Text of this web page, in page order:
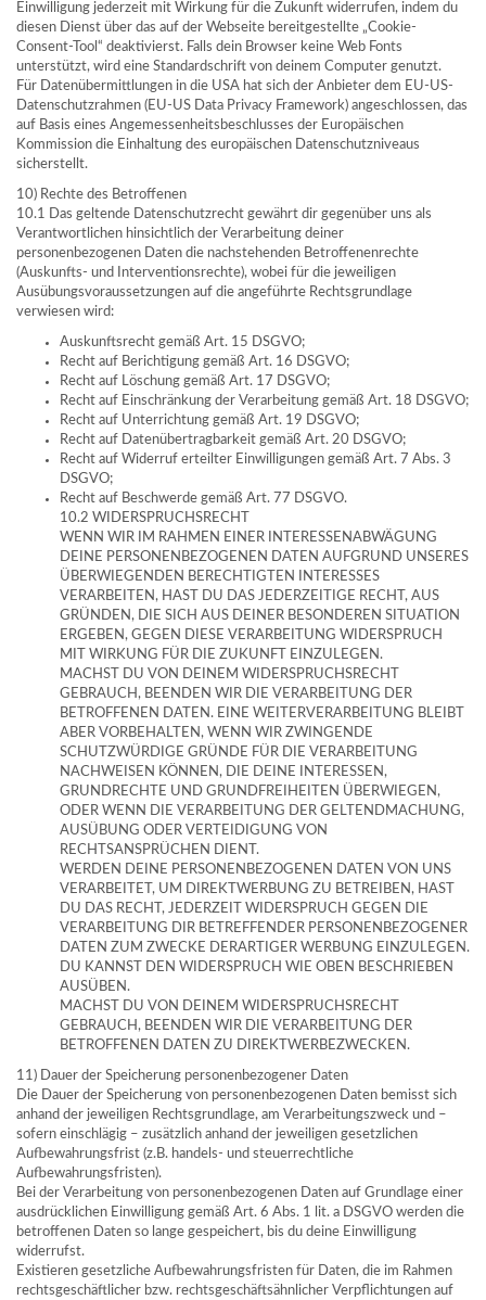
Einwilligung jederzeit mit Wirkung für die Zukunft widerrufen, indem du
diesen Dienst über das auf der Webseite bereitgestellte „Cookie-
Consent-Tool“ deaktivierst. Falls dein Browser keine Web Fonts
unterstützt, wird eine Standardschrift von deinem Computer genutzt.
Für Datenübermittlungen in die USA hat sich der Anbieter dem EU-US-
Datenschutzrahmen (EU-US Data Privacy Framework) angeschlossen, das
auf Basis eines Angemessenheitsbeschlusses der Europäischen
Kommission die Einhaltung des europäischen Datenschutzniveaus
sicherstellt.
10) Rechte des Betroffenen
10.1 Das geltende Datenschutzrecht gewährt dir gegenüber uns als
Verantwortlichen hinsichtlich der Verarbeitung deiner
personenbezogenen Daten die nachstehenden Betroffenenrechte
(Auskunfts- und Interventionsrechte), wobei für die jeweiligen
Ausübungsvoraussetzungen auf die angeführte Rechtsgrundlage
verwiesen wird:
Auskunftsrecht gemäß Art. 15 DSGVO;
Recht auf Berichtigung gemäß Art. 16 DSGVO;
Recht auf Löschung gemäß Art. 17 DSGVO;
Recht auf Einschränkung der Verarbeitung gemäß Art. 18 DSGVO;
Recht auf Unterrichtung gemäß Art. 19 DSGVO;
Recht auf Datenübertragbarkeit gemäß Art. 20 DSGVO;
Recht auf Widerruf erteilter Einwilligungen gemäß Art. 7 Abs. 3
DSGVO;
Recht auf Beschwerde gemäß Art. 77 DSGVO.
10.2 WIDERSPRUCHSRECHT
WENN WIR IM RAHMEN EINER INTERESSENABWÄGUNG
DEINE PERSONENBEZOGENEN DATEN AUFGRUND UNSERES
ÜBERWIEGENDEN BERECHTIGTEN INTERESSES
VERARBEITEN, HAST DU DAS JEDERZEITIGE RECHT, AUS
GRÜNDEN, DIE SICH AUS DEINER BESONDEREN SITUATION
ERGEBEN, GEGEN DIESE VERARBEITUNG WIDERSPRUCH
MIT WIRKUNG FÜR DIE ZUKUNFT EINZULEGEN.
MACHST DU VON DEINEM WIDERSPRUCHSRECHT
GEBRAUCH, BEENDEN WIR DIE VERARBEITUNG DER
BETROFFENEN DATEN. EINE WEITERVERARBEITUNG BLEIBT
ABER VORBEHALTEN, WENN WIR ZWINGENDE
SCHUTZWÜRDIGE GRÜNDE FÜR DIE VERARBEITUNG
NACHWEISEN KÖNNEN, DIE DEINE INTERESSEN,
GRUNDRECHTE UND GRUNDFREIHEITEN ÜBERWIEGEN,
ODER WENN DIE VERARBEITUNG DER GELTENDMACHUNG,
AUSÜBUNG ODER VERTEIDIGUNG VON
RECHTSANSPRÜCHEN DIENT.
WERDEN DEINE PERSONENBEZOGENEN DATEN VON UNS
VERARBEITET, UM DIREKTWERBUNG ZU BETREIBEN, HAST
DU DAS RECHT, JEDERZEIT WIDERSPRUCH GEGEN DIE
VERARBEITUNG DIR BETREFFENDER PERSONENBEZOGENER
DATEN ZUM ZWECKE DERARTIGER WERBUNG EINZULEGEN.
DU KANNST DEN WIDERSPRUCH WIE OBEN BESCHRIEBEN
AUSÜBEN.
MACHST DU VON DEINEM WIDERSPRUCHSRECHT
GEBRAUCH, BEENDEN WIR DIE VERARBEITUNG DER
BETROFFENEN DATEN ZU DIREKTWERBEZWECKEN.
11) Dauer der Speicherung personenbezogener Daten
Die Dauer der Speicherung von personenbezogenen Daten bemisst sich
anhand der jeweiligen Rechtsgrundlage, am Verarbeitungszweck und –
sofern einschlägig – zusätzlich anhand der jeweiligen gesetzlichen
Aufbewahrungsfrist (z.B. handels- und steuerrechtliche
Aufbewahrungsfristen).
Bei der Verarbeitung von personenbezogenen Daten auf Grundlage einer
ausdrücklichen Einwilligung gemäß Art. 6 Abs. 1 lit. a DSGVO werden die
betroffenen Daten so lange gespeichert, bis du deine Einwilligung
widerrufst.
Existieren gesetzliche Aufbewahrungsfristen für Daten, die im Rahmen
rechtsgeschäftlicher bzw. rechtsgeschäftsähnlicher Verpflichtungen auf